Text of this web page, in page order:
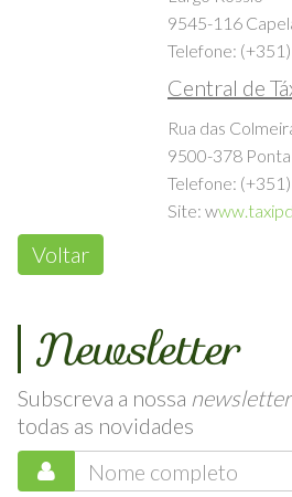
Largo Rossio
9545-116
Telefone:
Central de
Rua das
9500-378
Telefone: (+351)
Newsletter
Subscreva a nossanewsletter
todas as novidades